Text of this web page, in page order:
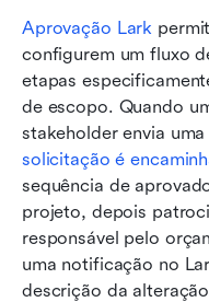
Aprovação Lark
configurem um fluxo
etapas
de escopo. Quando
solicitação é
sequência de
projeto, depois
responsável pelo
uma notificação no
descrição da